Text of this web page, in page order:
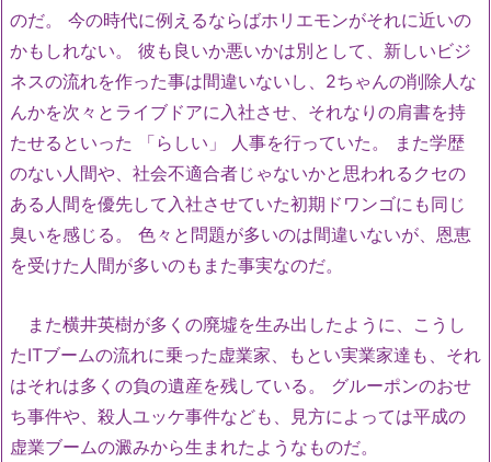
のだ。 今の時代に例えるならばホリエモンがそれに近いの
かもしれない。 彼も良いか悪いかは別として、新しいビジ
ネスの流れを作った事は間違いないし、2ちゃんの削除人な
んかを次々とライブドアに入社させ、それなりの肩書を持
たせるといった 「らしい」 人事を行っていた。 また学歴
のない人間や、社会不適合者じゃないかと思われるクセの
ある人間を優先して入社させていた初期ドワンゴにも同じ
臭いを感じる。 色々と問題が多いのは間違いないが、恩恵
を受けた人間が多いのもまた事実なのだ。
また横井英樹が多くの廃墟を生み出したように、こうし
たITブームの流れに乗った虚業家、もとい実業家達も、それ
はそれは多くの負の遺産を残している。 グルーポンのおせ
ち事件や、殺人ユッケ事件なども、見方によっては平成の
虚業ブームの澱みから生まれたようなものだ。